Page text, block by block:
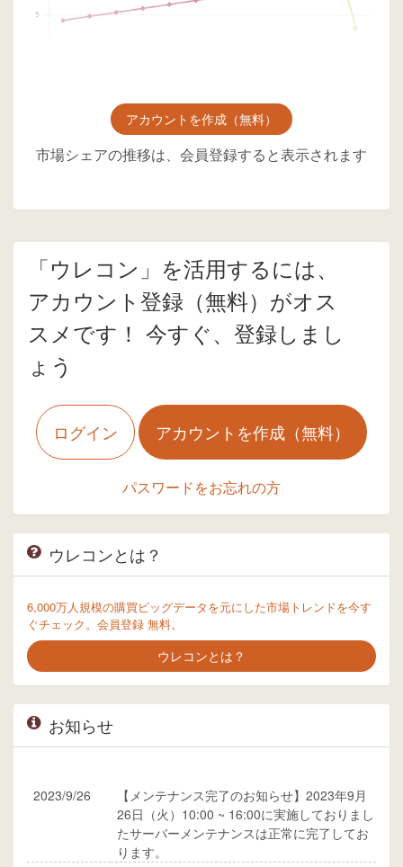
アカウントを作成（無料）
市場シェアの推移は、会員登録すると表示されます
「ウレコン」を活用するには、
アカウント登録（無料）がオス
スメです！ 今すぐ、登録しまし
ょう
ログイン アカウントを作成（無料）
パスワードをお忘れの方
ウレコンとは？
6,000万人規模の購買ビッグデータを元にした市場トレンドを今す
ぐチェック。会員登録 無料。
ウレコンとは？
お知らせ
2023/9/26
【メンテナンス完了のお知らせ】2023年9月
26日（火）10:00 ~ 16:00に実施しておりまし
たサーバーメンテナンスは正常に完了してお
ります。